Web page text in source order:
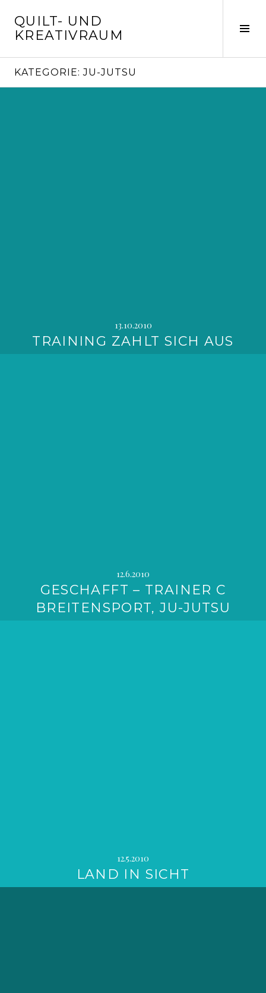
zum
Inhalt
QUILT- UND
KREATIVRAUM
KATEGORIE:JU-JUTSU
13.10.2010
TRAINING ZAHLT SICH AUS
12.6.2010
GESCHAFFT – TRAINER C
BREITENSPORT, JU-JUTSU
12.5.2010
LAND IN SICHT